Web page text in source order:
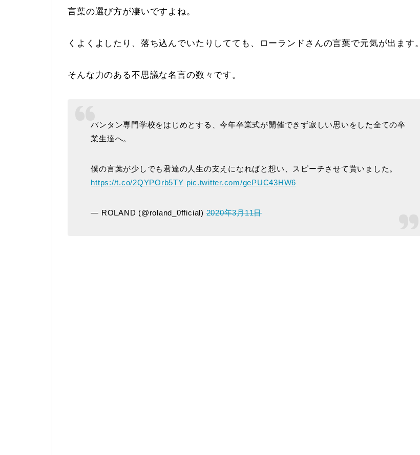
言葉の選び方が凄いですよね。
くよくよしたり、落ち込んでいたりしてても、ローランドさんの言葉で元気が出ます。
そんな力のある不思議な名言の数々です。
バンタン専門学校をはじめとする、今年卒業式が開催できず寂しい思いをした全ての卒
業生達へ。
僕の言葉が少しでも君達の人生の支えになればと想い、スピーチさせて貰いました。
https://t.co/2QYPOrb5TY pic.twitter.com/gePUC43HW6
— ROLAND (@roland_0fficial)2020年3月11日